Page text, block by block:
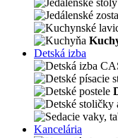
Detská izba
Kancelária